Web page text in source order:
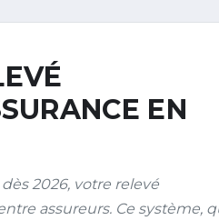
EN
2026, votre relevé
assureurs. Ce système,